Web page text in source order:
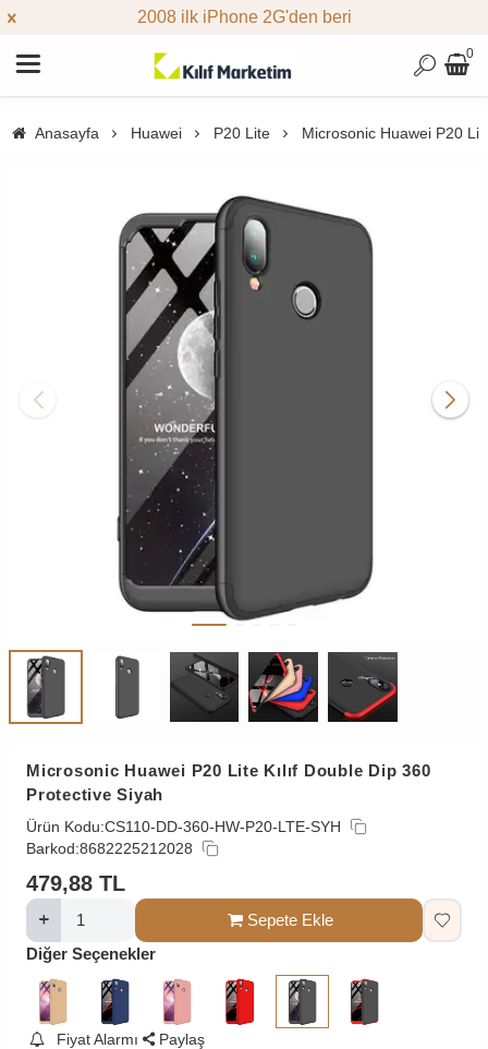
2008 ilk iPhone 2G'den beri
0
Anasayfa Huawei P20 Lite Microsonic Huawei P20
Microsonic Huawei P20 Lite Kılıf Double Dip 360
Protective Siyah
Ürün Kodu:CS110-DD-360-HW-P20-LTE-SYH
Barkod:8682225212028
479,88 TL
Sepete Ekle
Diğer Seçenekler
Fiyat Alarmı
Paylaş